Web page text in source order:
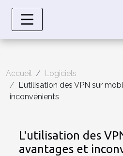
Accueil
Logiciels
L'utilisation des VPN sur
inconvénients
L'utilisation des
avantages et